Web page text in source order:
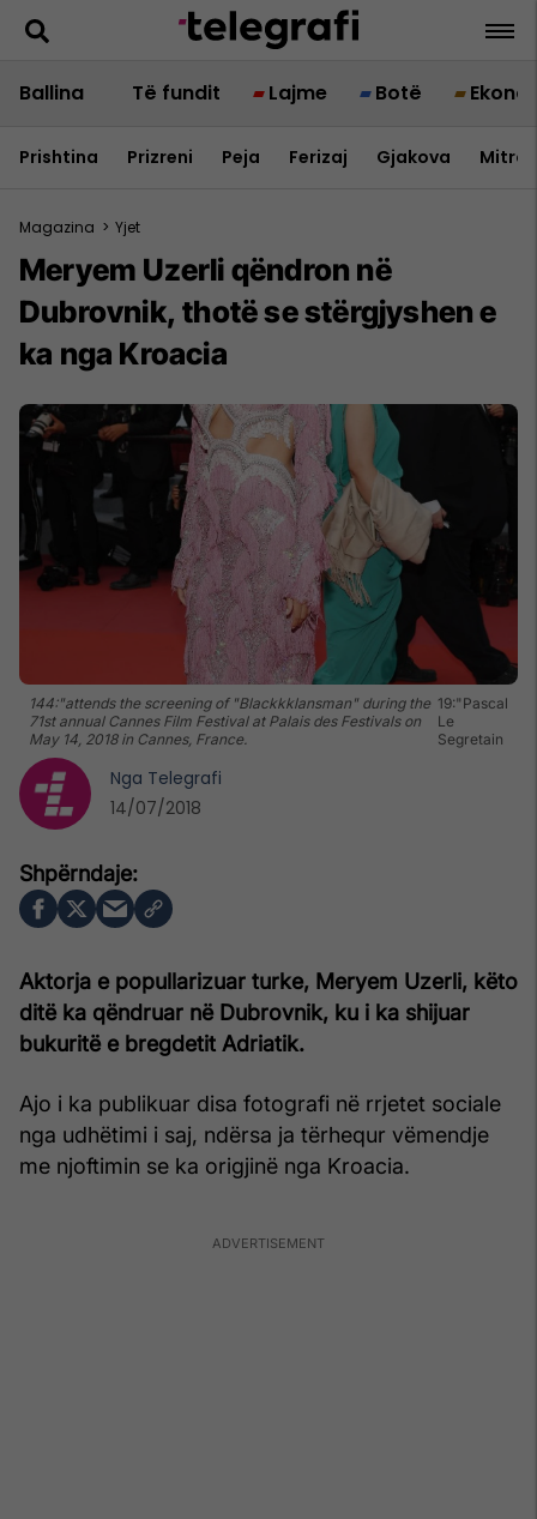
Ballina Të fundit Lajme Botë
Prishtina Prizreni Peja Ferizaj Gjakova
Magazina > Yjet
Meryem Uzerli qëndron në
Dubrovnik, thotë se stërgjyshen e
ka nga Kroacia
144:"attends the screening of "Blackkklansman" during the
71st annual Cannes Film Festival at Palais des Festivals on
May 14, 2018 in Cannes, France.
19:"Pascal
Le
Segretain
Aktorja e popullarizuar turke, Meryem Uzerli, këto
ditë ka qëndruar në Dubrovnik, ku i ka shijuar
bukuritë e bregdetit Adriatik.
Ajo i ka publikuar disa fotografi në rrjetet sociale
nga udhëtimi i saj, ndërsa ja tërhequr vëmendje
me njoftimin se ka origjinë nga Kroacia.
Nga Telegrafi
14/07/2018